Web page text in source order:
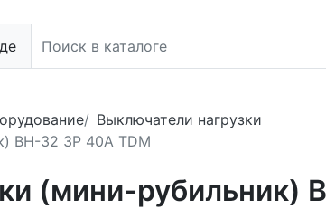
Выключатели нагрузки
ВН-32 3P 40A TDM
(мини-рубильник)